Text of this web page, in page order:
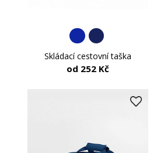
Skládací cestovní taška
od 252 Kč